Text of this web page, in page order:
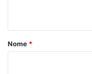
rNome *